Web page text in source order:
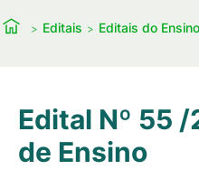
Editais Editais do Ensino
Edital Nº 55
de Ensino